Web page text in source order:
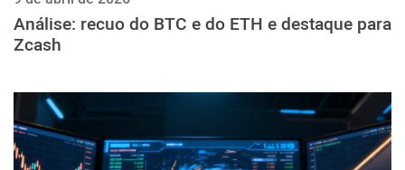
Análise: recuo do BTC e do ETH e destaque para
Zcash